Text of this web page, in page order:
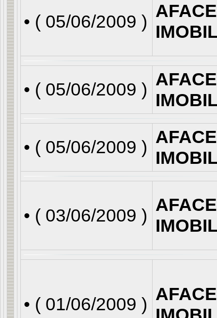
• ( 05/06/2009 )
• ( 05/06/2009 )
• ( 05/06/2009 )
• ( 03/06/2009 )
• ( 01/06/2009 )